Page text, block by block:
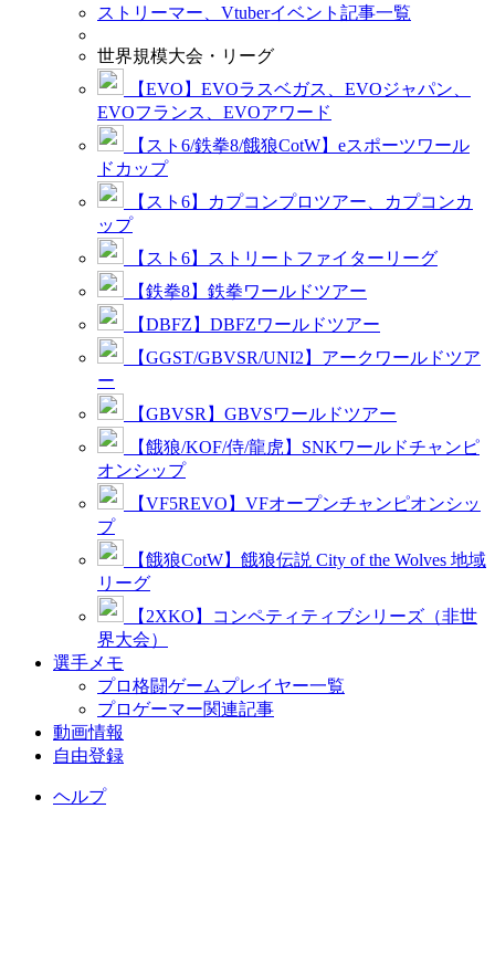
ストリーマー、Vtuberイベント記事一覧
世界規模大会・リーグ
【EVO】EVOラスベガス、EVOジャパン、
EVOフランス、EVOアワード
【スト6/鉄拳8/餓狼CotW】eスポーツワール
ドカップ
【スト6】カプコンプロツアー、カプコンカ
ップ
【スト6】ストリートファイターリーグ
【鉄拳8】鉄拳ワールドツアー
【DBFZ】DBFZワールドツアー
【GGST/GBVSR/UNI2】アークワールドツア
ー
【GBVSR】GBVSワールドツアー
【餓狼/KOF/侍/龍虎】SNKワールドチャンピ
オンシップ
【VF5REVO】VFオープンチャンピオンシッ
プ
【餓狼CotW】餓狼伝説 City of the Wolves 地域
リーグ
【2XKO】コンペティティブシリーズ（非世
界大会）
選手メモ
プロ格闘ゲームプレイヤー一覧
プロゲーマー関連記事
動画情報
自由登録
ヘルプ